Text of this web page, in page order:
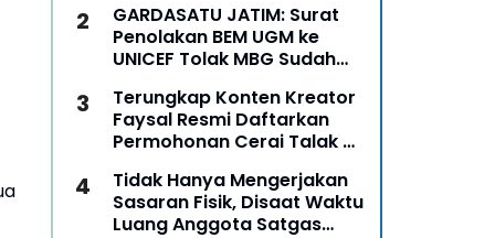
pada Kejurkab IPSI
Ponorogo Tahun 2026
GARDASATU JATIM: Surat
Penolakan BEM UGM ke
UNICEF Tolak MBG Sudah
Terungkap Konten Kreator
Faysal Resmi Daftarkan
Permohonan Cerai Talak Di
Ponorogo
Tidak Hanya Mengerjakan
Sasaran Fisik, Disaat Waktu
Luang Anggota Satgas